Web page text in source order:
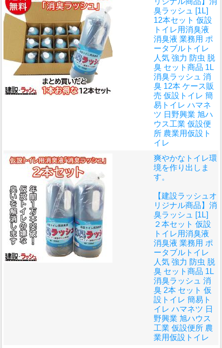
臭ラッシュ [1L]
12本セット 仮設
トイレ用消臭液
消臭液 業務用 ポ
ータブルトイレ
人気 強力 防虫 脱
臭 セット商品 1L
消臭ラッシュ 消
臭 12本 ケース販
売 仮設トイレ 簡
易トイレ ハマネ
ツ 日野興業 旭ハ
ウス工業 仮設便
所 農業用仮設ト
イレ
爽やかなトイレ環
境を作り出しま
す。
【建設ラッシュオ
リジナル商品】消
臭ラッシュ [1L]
２本セット 仮設
トイレ用消臭液
消臭液 業務用 ポ
ータブルトイレ
人気 強力 防虫 脱
臭 セット商品 1L
消臭ラッシュ 消
臭 2本 セット 仮
設トイレ 簡易ト
イレ ハマネツ 日
野興業 旭ハウス
工業 仮設便所 農
業用仮設トイレ